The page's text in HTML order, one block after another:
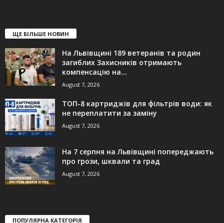
ЩЕ БІЛЬШЕ НОВИН
На Львівщині 189 ветеранів та родин
загиблих Захисників отримають
компенсацію на...
August 7, 2026
ТОП-8 картриджів для фільтрів води: як
не переплатити за заміну
August 7, 2026
На 7 серпня на Львівщині попереджають
про грози, шквали та град
August 7, 2026
ПОПУЛЯРНА КАТЕГОРІЯ